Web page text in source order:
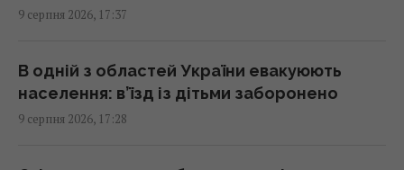
17:01 неділя, 09 серпня 2026
Гороскоп на 10 серпня: Левам – діяти
сміливіше, Тельцям – вибачення
17:00 неділя, 09 серпня 2026
9 серпня 2026, 17:37
В одній з областей України евакуюють
населення: в’їзд із дітьми заборонено
9 серпня 2026, 17:28